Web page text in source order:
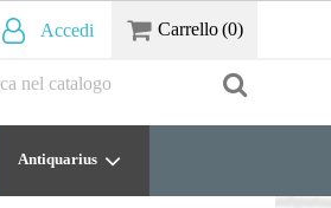
Accedi Carrello(0)
Antiquarius